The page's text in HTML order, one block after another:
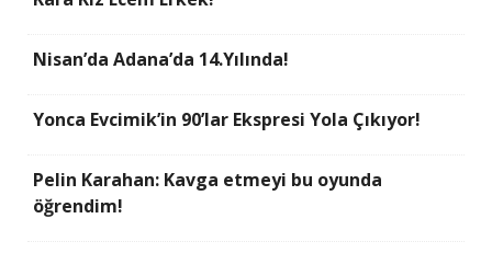
Nisan’da Adana’da 14.Yılında!
Yonca Evcimik’in 90’lar Ekspresi Yola Çıkıyor!
Pelin Karahan: Kavga etmeyi bu oyunda
öğrendim!